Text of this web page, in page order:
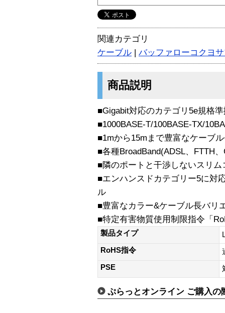
関連カテゴリ
ケーブル | バッファローコクヨ
商品説明
■Gigabit対応のカテゴリ5e規格
■1000BASE-T/100BASE-TX/
■1mから15mまで豊富なケーブ
■各種BroadBand(ADSL、FTTH
■隣のポートと干渉しないスリム
■エンハンスドカテゴリー5に対
ル
■豊富なカラー&ケーブル長バリ
■特定有害物質使用制限指令「
製品タイプ
RoHS指令
PSE
ぷらっとオンライン ご購入の